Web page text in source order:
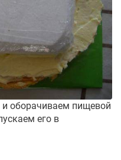
оборачиваем пищевой
его в